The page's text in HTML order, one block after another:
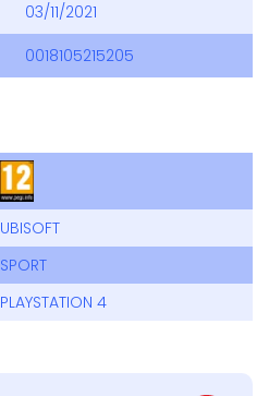
03/11/2021
0018105215205
UBISOFT
SPORT
PLAYSTATION 4